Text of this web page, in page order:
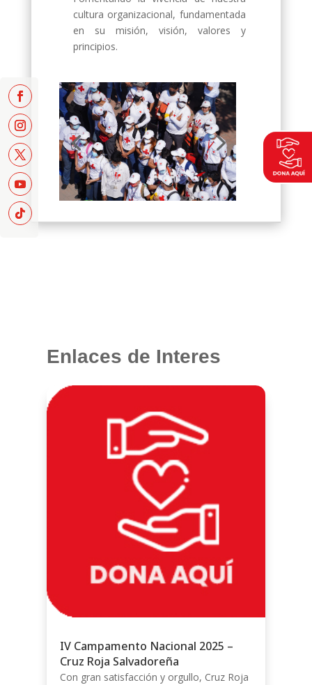
cultura organizacional, fundamentada
en su misión, visión, valores y
principios.
Enlaces de Interes
IV Campamento Nacional 2025 –
Cruz Roja Salvadoreña
Con gran satisfacción y orgullo, Cruz Roja